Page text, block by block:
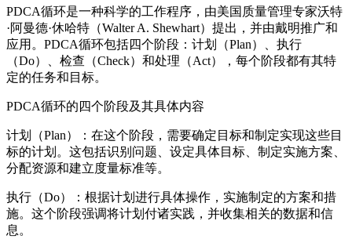
PDCA循环是一种科学的工作程序，由美国质量管理专家沃特
·阿曼德·休哈特（Walter A. Shewhart）提出，并由戴明推广和
应用。PDCA循环包括四个阶段：计划（Plan）、执行
（Do）、检查（Check）和处理（Act），每个阶段都有其特
定的任务和目标。
PDCA循环的四个阶段及其具体内容
计划（Plan）：在这个阶段，需要确定目标和制定实现这些目
标的计划。这包括识别问题、设定具体目标、制定实施方案、
分配资源和建立度量标准等。
执行（Do）：根据计划进行具体操作，实施制定的方案和措
施。这个阶段强调将计划付诸实践，并收集相关的数据和信
息。